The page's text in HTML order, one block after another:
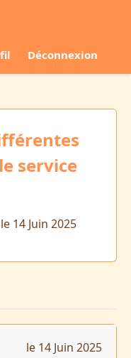
Déconnexion
service
14 Juin 2025
le 14 Juin 2025